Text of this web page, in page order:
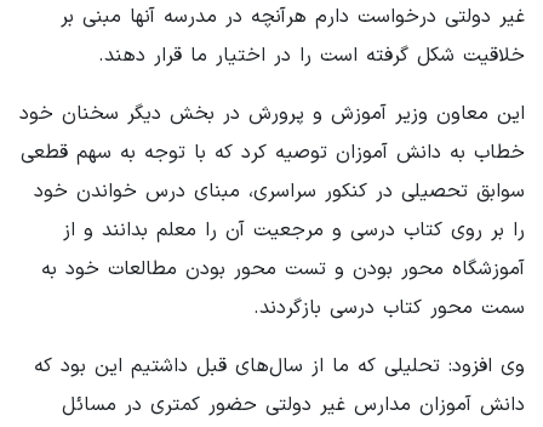
غیر دولتی درخواست دارم هرآنچه در مدرسه آنها مبنی بر
خلاقیت شکل گرفته است را در اختیار ما قرار دهند.
این معاون وزیر آموزش و پرورش در بخش دیگر سخنان خود
خطاب به دانش آموزان توصیه کرد که با توجه به سهم قطعی
سوابق تحصیلی در کنکور سراسری، مبنای درس خواندن خود
را بر روی کتاب درسی و مرجعیت آن را معلم بدانند و از
آموزشگاه محور بودن و تست محور بودن مطالعات خود به
سمت محور کتاب درسی بازگردند.
وی افزود: تحلیلی که ما از سال‌های قبل داشتیم این بود که
دانش آموزان مدارس غیر دولتی حضور کمتری در مسائل